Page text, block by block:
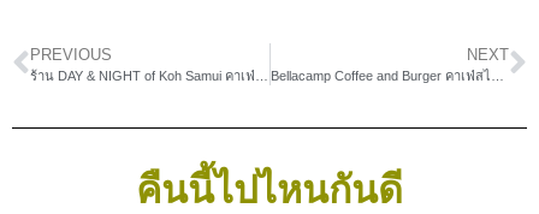
PREVIOUS NEXT
คืนนี้ไปไหนกันดี